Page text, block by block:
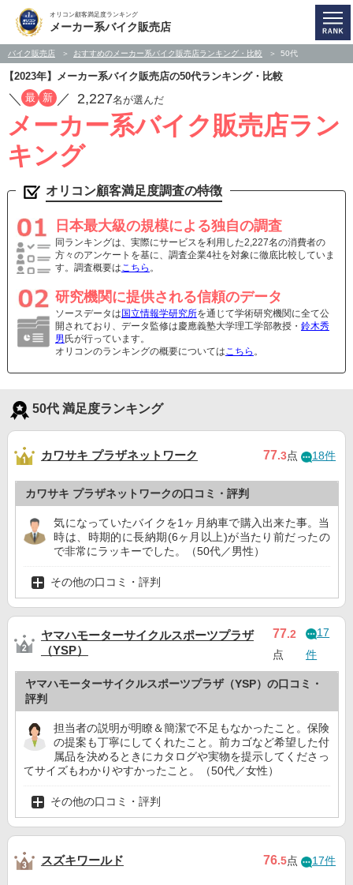
オリコン顧客満足度ランキング
メーカー系バイク販売店
バイク販売店 おすすめのメーカー系バイク販売店ランキング・比較 50代
【2023年】メーカー系バイク販売店の50代ランキング・比較
／ 最 新 ／ 2,227名が選んだ
メーカー系バイク販売店ラン
キング
オリコン顧客満足度調査の特徴
日本最大級の規模による独自の調査
同ランキングは、実際にサービスを利用した2,227名の消費者の
方々のアンケートを基に、調査企業4社を対象に徹底比較していま
す。調査概要はこちら 。
研究機関に提供される信頼のデータ
ソースデータは 国立情報学研究所を通じて学術研究機関に全て公
開されており、データ監修は慶應義塾大学理工学部教授・ 鈴木秀
男 氏が行っています。
オリコンのランキングの概要についてはこちら 。
50代 満足度ランキング
カワサキ プラザネットワーク 77.3点 18件
カワサキ プラザネットワークの口コミ・評判
気になっていたバイクを1ヶ月納車で購入出来た事。当
時は、時期的に長納期(6ヶ月以上)が当たり前だったの
で非常にラッキーでした。（50代／男性）
その他の口コミ・評判
ヤマハモーターサイクルスポーツプラザ
（YSP）
77.2
点
17
件
ヤマハモーターサイクルスポーツプラザ（YSP）の口コミ・
評判
担当者の説明が明瞭＆簡潔で不足もなかったこと。保険
の提案も丁寧にしてくれたこと。前カゴなど希望した付
属品を決めるときにカタログや実物を提示してくださっ
てサイズもわかりやすかったこと。（50代／女性）
その他の口コミ・評判
スズキワールド 76.5点 17件